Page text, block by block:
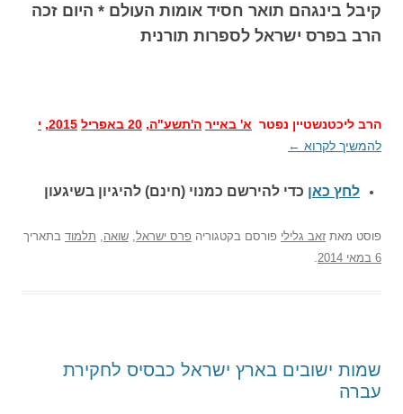
קיבל בינגהם תואר חסיד אומות העולם * היום זכה
הרב בפרס ישראל לספרות תורנית
הרב ליכטנשטיין נפטר א' באייר ה'תשע"ה, 20 באפריל 2015
, י
להמשיך לקרוא ←
לחץ כאן כדי להירשם כמנוי (חינם) להיגיון בשיגעון
פוסט מאת זאב גלילי פורסם בקטגוריה פרס ישראל, שואה, תלמוד בתאריך
6 במאי 2014
.
שמות ישובים בארץ ישראל כבסיס לחקירת
עברה